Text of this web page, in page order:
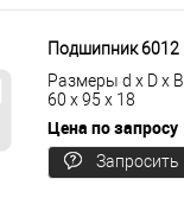
Подшипник 6012
Размеры d x D x B
60 x 95 x 18
Цена по запросу
Запросить